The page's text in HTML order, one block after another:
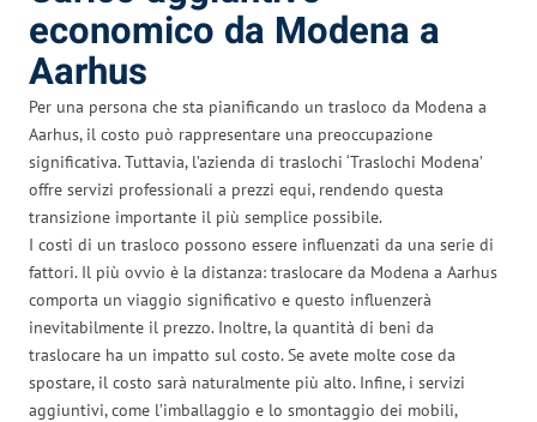
economico da Modena a
Aarhus
Per una persona che sta pianificando un trasloco da Modena a
Aarhus, il costo può rappresentare una preoccupazione
significativa. Tuttavia, l’azienda di traslochi ‘Traslochi Modena’
offre servizi professionali a prezzi equi, rendendo questa
transizione importante il più semplice possibile.
I costi di un trasloco possono essere influenzati da una serie di
fattori. Il più ovvio è la distanza: traslocare da Modena a Aarhus
comporta un viaggio significativo e questo influenzerà
inevitabilmente il prezzo. Inoltre, la quantità di beni da
traslocare ha un impatto sul costo. Se avete molte cose da
spostare, il costo sarà naturalmente più alto. Infine, i servizi
aggiuntivi, come l’imballaggio e lo smontaggio dei mobili,